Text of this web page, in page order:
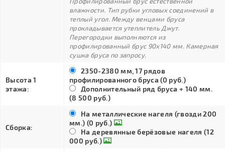
влажности. Тип рубки угловых соединений в
теплый угол. Между венцами бруса
прокладывается утеплитель Джут.
Перегородки выполняются из
профилированный брус 90х140 мм. Камерная
сушка бруса по запросу.
Высота 1
этажа:
2350-2380 мм, 17 рядов
профилированного бруса (0 руб.)
Дополнительный ряд бруса + 140 мм.
(8 500 руб.)
Сборка:
На металлические нагеля (гвозди 200
мм.) (0 руб.)
На деревянные берёзовые нагеля (12
000 руб.)